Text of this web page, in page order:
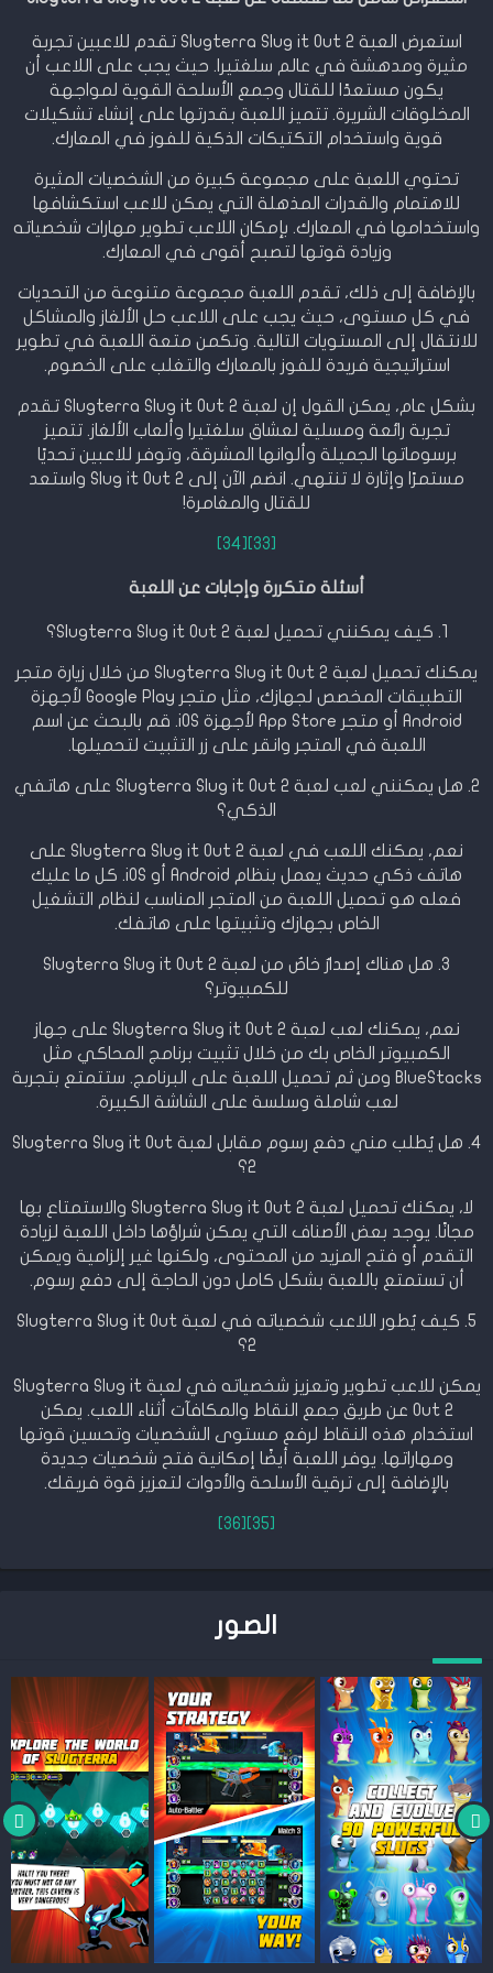
استعرض العبة Slugterra Slug it Out 2 تقدم للاعبين تجربة
مثيرة ومدهشة في عالم سلغتيرا. حيث يجب على اللاعب أن
يكون مستعدًا للقتال وجمع الأسلحة القوية لمواجهة
المخلوقات الشريرة. تتميز اللعبة بقدرتها على إنشاء تشكيلات
قوية واستخدام التكتيكات الذكية للفوز في المعارك.
تحتوي اللعبة على مجموعة كبيرة من الشخصيات المثيرة
للاهتمام والقدرات المذهلة التي يمكن للاعب استكشافها
واستخدامها في المعارك. بإمكان اللاعب تطوير مهارات شخصياته
وزيادة قوتها لتصبح أقوى في المعارك.
بالإضافة إلى ذلك، تقدم اللعبة مجموعة متنوعة من التحديات
في كل مستوى، حيث يجب على اللاعب حل الألغاز والمشاكل
للانتقال إلى المستويات التالية. وتكمن متعة اللعبة في تطوير
استراتيجية فريدة للفوز بالمعارك والتغلب على الخصوم.
بشكل عام، يمكن القول إن لعبة Slugterra Slug it Out 2 تقدم
تجربة رائعة ومسلية لعشاق سلغتيرا وألعاب الألغاز. تتميز
برسوماتها الجميلة وألوانها المشرقة، وتوفر للاعبين تحديًا
مستمرًا وإثارة لا تنتهي. انضم الآن إلى Slug it Out 2 واستعد
للقتال والمغامرة!
[33]
[34]
أسئلة متكررة وإجابات عن اللعبة
1. كيف يمكنني تحميل لعبة Slugterra Slug it Out 2؟
يمكنك تحميل لعبة Slugterra Slug it Out 2 من خلال زيارة متجر
التطبيقات المخصص لجهازك، مثل متجر Google Play لأجهزة
Android أو متجر App Store لأجهزة iOS. قم بالبحث عن اسم
اللعبة في المتجر وانقر على زر التثبيت لتحميلها.
2. هل يمكنني لعب لعبة Slugterra Slug it Out 2 على هاتفي
الذكي؟
نعم، يمكنك اللعب في لعبة Slugterra Slug it Out 2 على
هاتف ذكي حديث يعمل بنظام Android أو iOS. كل ما عليك
فعله هو تحميل اللعبة من المتجر المناسب لنظام التشغيل
الخاص بجهازك وتثبيتها على هاتفك.
3. هل هناك إصدارٌ خاصٌ من لعبة Slugterra Slug it Out 2
للكمبيوتر؟
نعم، يمكنك لعب لعبة Slugterra Slug it Out 2 على جهاز
الكمبيوتر الخاص بك من خلال تثبيت برنامج المحاكي مثل
BlueStacks ومن ثم تحميل اللعبة على البرنامج. ستتمتع بتجربة
لعب شاملة وسلسة على الشاشة الكبيرة.
4. هل يُطلب مني دفع رسوم مقابل لعبة Slugterra Slug it Out
2؟
لا، يمكنك تحميل لعبة Slugterra Slug it Out 2 والاستمتاع بها
مجانًا. يوجد بعض الأصناف التي يمكن شراؤها داخل اللعبة لزيادة
التقدم أو فتح المزيد من المحتوى، ولكنها غير إلزامية ويمكن
أن تستمتع باللعبة بشكل كامل دون الحاجة إلى دفع رسوم.
5. كيف يُطور اللاعب شخصياته في لعبة Slugterra Slug it Out
2؟
يمكن للاعب تطوير وتعزيز شخصياته في لعبة Slugterra Slug it
Out 2 عن طريق جمع النقاط والمكافآت أثناء اللعب. يمكن
استخدام هذه النقاط لرفع مستوى الشخصيات وتحسين قوتها
ومهاراتها. يوفر اللعبة أيضًا إمكانية فتح شخصيات جديدة
بالإضافة إلى ترقية الأسلحة والأدوات لتعزيز قوة فريقك.
[35]
[36]
الصور